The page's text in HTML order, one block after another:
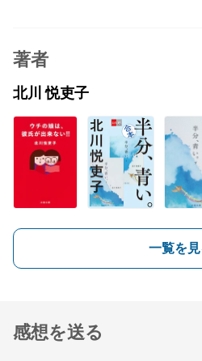
著者
北川 悦吏子
一覧を見
感想を送る